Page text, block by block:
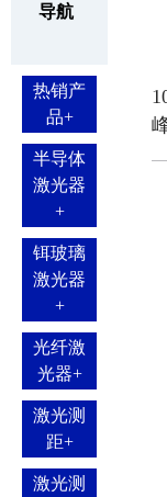
导航
热销产
品+
半导体
激光器
+
铒玻璃
激光器
+
光纤激
光器+
激光测
距+
激光测